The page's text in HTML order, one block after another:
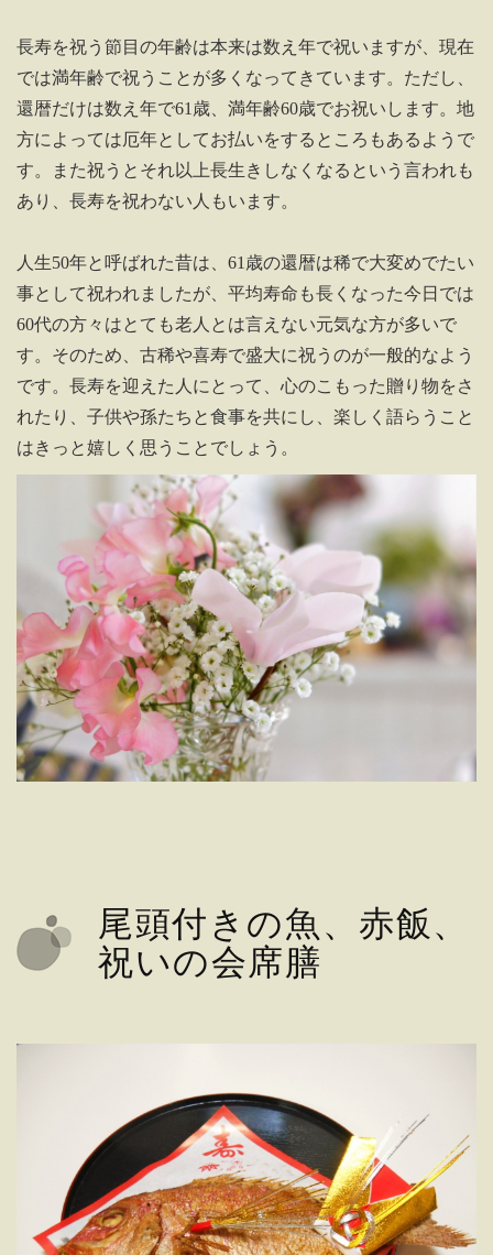
長寿を祝う節目の年齢は本来は数え年で祝いますが、現在
では満年齢で祝うことが多くなってきています。ただし、
還暦だけは数え年で61歳、満年齢60歳でお祝いします。地
方によっては厄年としてお払いをするところもあるようで
す。また祝うとそれ以上長生きしなくなるという言われも
あり、長寿を祝わない人もいます。
人生50年と呼ばれた昔は、61歳の還暦は稀で大変めでたい
事として祝われましたが、平均寿命も長くなった今日では
60代の方々はとても老人とは言えない元気な方が多いで
す。そのため、古稀や喜寿で盛大に祝うのが一般的なよう
です。長寿を迎えた人にとって、心のこもった贈り物をさ
れたり、子供や孫たちと食事を共にし、楽しく語らうこと
はきっと嬉しく思うことでしょう。
尾頭付きの魚、赤飯、
祝いの会席膳